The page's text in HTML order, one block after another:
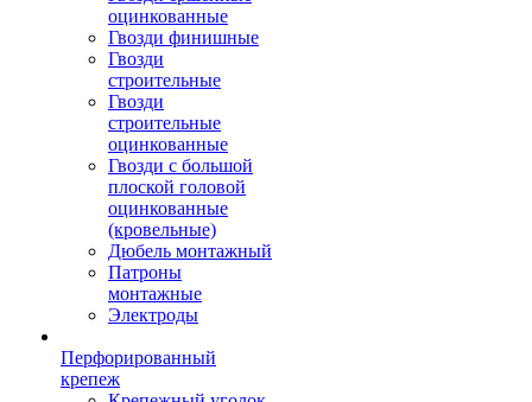
оцинкованные
Гвозди финишные
Гвозди
строительные
Гвозди
строительные
оцинкованные
Гвозди с большой
плоской головой
оцинкованные
(кровельные)
Дюбель монтажный
Патроны
монтажные
Электроды
Перфорированный
крепеж